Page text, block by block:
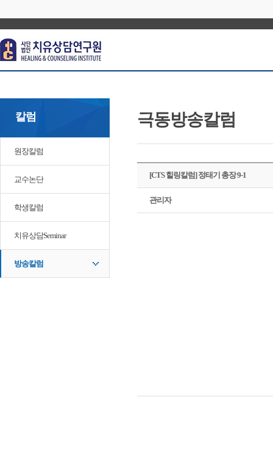
칼럼
원장칼럼
교수논단
학생칼럼
치유상담Seminar
방송칼럼
극동방송칼럼
[CTS 힐링칼럼] 정태기 총장 9-1
관리자